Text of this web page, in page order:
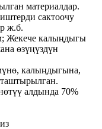
материалдар.
сактоочу
ж.б.
Жекече калыңдыгы
өзүңүздүн
калыңдыгына,
алдында 70%